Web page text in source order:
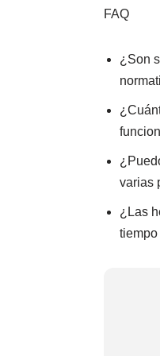
FAQ
¿Son
varias
¿Las